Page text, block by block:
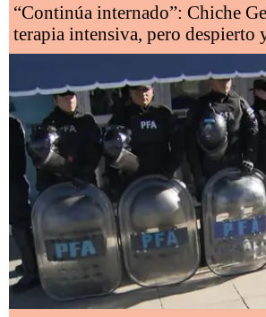
“Continúa internado”: Chiche
terapia intensiva, pero despierto